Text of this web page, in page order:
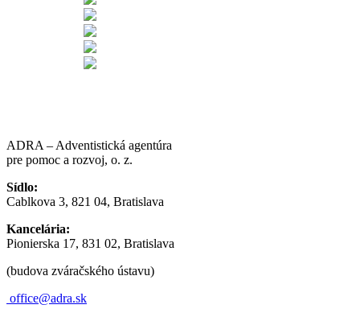
ADRA – Adventistická agentúra
pre pomoc a rozvoj, o. z.
Sídlo:
Cablkova 3, 821 04, Bratislava
Kancelária:
Pionierska 17, 831 02, Bratislava
(budova zváračského ústavu)
office@adra.sk